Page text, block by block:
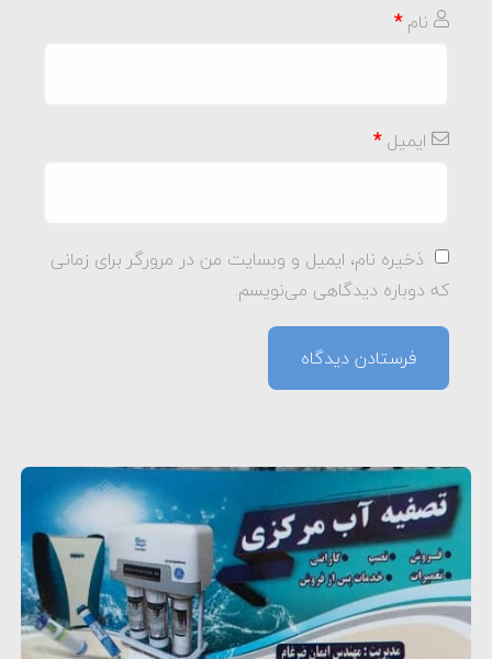
نام*
ایمیل*
ذخیره نام، ایمیل و وبسایت من در مرورگر برای زمانی
که دوباره دیدگاهی می‌نویسم.